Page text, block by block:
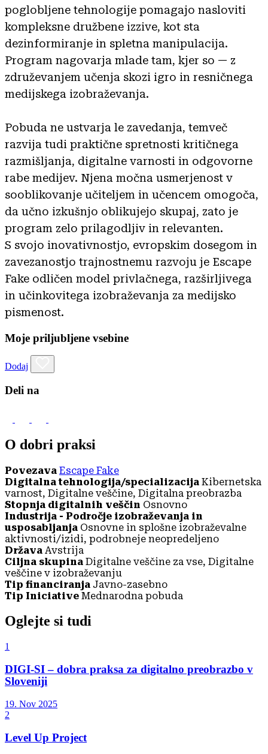
poglobljene tehnologije pomagajo nasloviti
kompleksne družbene izzive, kot sta
dezinformiranje in spletna manipulacija.
Program nagovarja mlade tam, kjer so — z
združevanjem učenja skozi igro in resničnega
medijskega izobraževanja.
Pobuda ne ustvarja le zavedanja, temveč
razvija tudi praktične spretnosti kritičnega
razmišljanja, digitalne varnosti in odgovorne
rabe medijev. Njena močna usmerjenost v
sooblikovanje učiteljem in učencem omogoča,
da učno izkušnjo oblikujejo skupaj, zato je
program zelo prilagodljiv in relevanten.
S svojo inovativnostjo, evropskim dosegom in
zavezanostjo trajnostnemu razvoju je Escape
Fake odličen model privlačnega, razširljivega
in učinkovitega izobraževanja za medijsko
pismenost.
Moje priljubljene vsebine
Dodaj
Deli na
O dobri praksi
Povezava Escape Fake
Digitalna tehnologija/specializacija Kibernetska
varnost, Digitalne veščine, Digitalna preobrazba
Stopnja digitalnih veščin Osnovno
Industrija - Področje izobraževanja in
usposabljanja Osnovne in splošne izobraževalne
aktivnosti/izidi, podrobneje neopredeljeno
Država Avstrija
Ciljna skupina Digitalne veščine za vse, Digitalne
veščine v izobraževanju
Tip financiranja Javno-zasebno
Tip Iniciative Mednarodna pobuda
Oglejte si tudi
1
DIGI-SI – dobra praksa za digitalno preobrazbo v
Sloveniji
19. Nov 2025
2
Level Up Project